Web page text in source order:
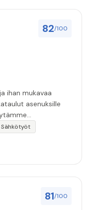
82/100
ihan mukavaa
Sähkötyöt
81/100